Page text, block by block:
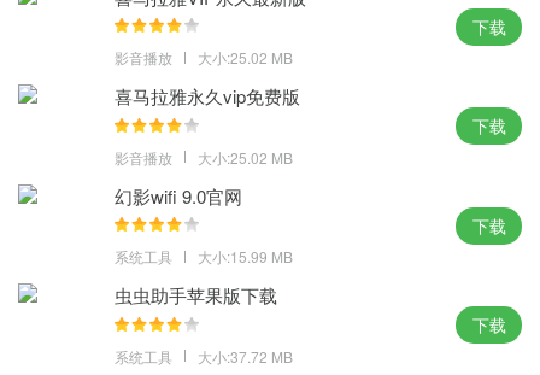
1、编辑文档时系统自动保存，多类型设备皆可顺畅访问，独立服务
2、多人协作无需反复收发文件，实时查看协作者的修改内容可同步
多种设备类型轻松提升工作效率
3、版权有保障云端存储加密技术为文档安全保驾护航，文档支持展
示水印所有文件安全加密
4、还可以设置查看及编辑权限，文档的保密性更上一层不受网络信
号影响，一键汇总至在线表格
1、在线办公的特色就是可以随时随地满足办公需求，腾讯文档支持
影音播放 大小:25.02 MB
下载
喜马拉雅永久vip免费版
影音播放 大小:25.02 MB
下载
幻影wifi 9.0官网
系统工具 大小:15.99 MB
下载
虫虫助手苹果版下载
系统工具 大小:37.72 MB
下载